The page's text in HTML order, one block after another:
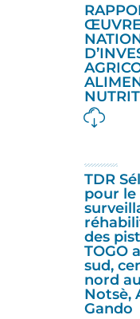
TDR
pour
des
TOGO
sud,
nord
Notsè,
Gando